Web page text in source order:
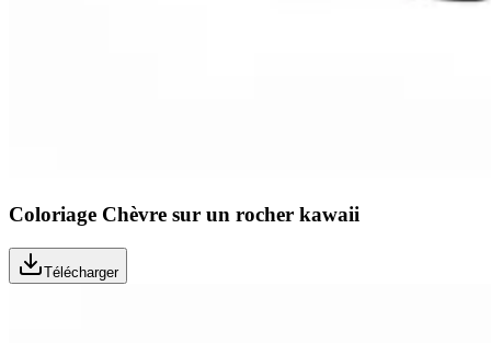
Coloriage Chèvre sur un rocher kawaii
Télécharger